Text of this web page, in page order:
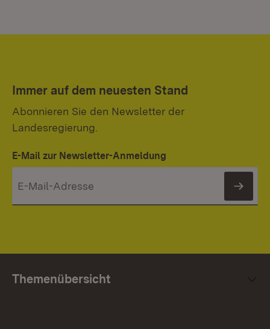
Immer auf dem neuesten Stand
Abonnieren Sie den Newsletter der
Landesregierung.
E-Mail zur Newsletter-Anmeldung
Themenübersicht